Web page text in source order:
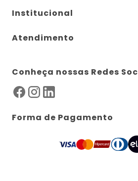
Institucional
Atendimento
Conheça nossas Redes
Forma de Pagamento